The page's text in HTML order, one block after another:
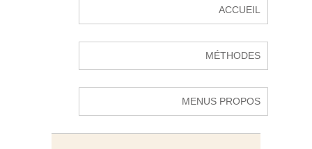
ACCUEIL
MÉTHODES
MENUS PROPOS